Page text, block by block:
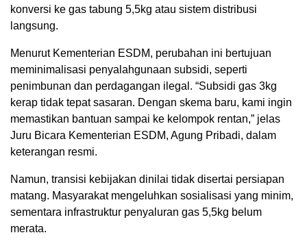
konversi ke gas tabung 5,5kg atau sistem distribusi
langsung.
Menurut Kementerian ESDM, perubahan ini bertujuan
meminimalisasi penyalahgunaan subsidi, seperti
penimbunan dan perdagangan ilegal. “Subsidi gas 3kg
kerap tidak tepat sasaran. Dengan skema baru, kami ingin
memastikan bantuan sampai ke kelompok rentan,” jelas
Juru Bicara Kementerian ESDM, Agung Pribadi, dalam
keterangan resmi.
Namun, transisi kebijakan dinilai tidak disertai persiapan
matang. Masyarakat mengeluhkan sosialisasi yang minim,
sementara infrastruktur penyaluran gas 5,5kg belum
merata.